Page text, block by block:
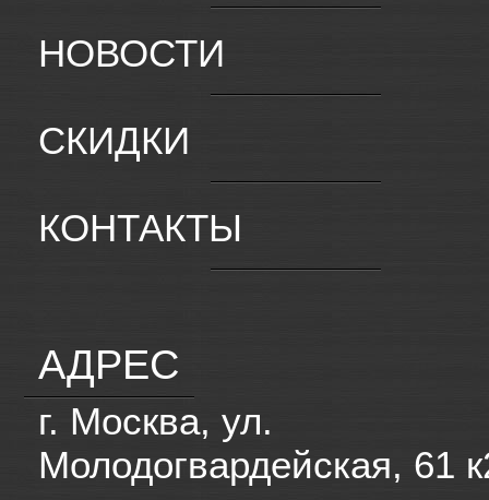
НОВОСТИ
СКИДКИ
КОНТАКТЫ
АДРЕС
г. Москва, ул.
Молодогвардейская, 61